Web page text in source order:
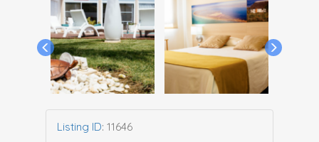
Listing ID: 11646